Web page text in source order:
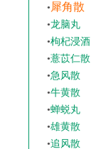
• 犀角散
•龙脑丸
•枸杞浸酒
•薏苡仁散
•急风散
•牛黄散
•蝉蜕丸
•雄黄散
•追风散